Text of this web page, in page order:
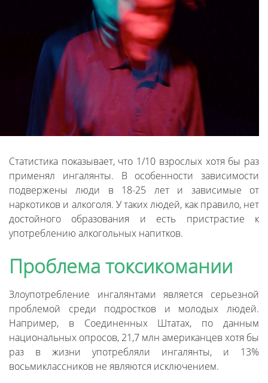
Статистика показывает, что 1/10 взрослых хотя бы раз
применял ингалянты. В особенности зависимости
подвержены люди в 18-25 лет и зависимые от
наркотиков и алкоголя. У таких людей, как правило, нет
достойного образования и есть пристрастие к
употреблению алкогольных напитков.
Проблема токсикомании
Злоупотребление ингалянтами является серьезной
проблемой среди подростков и молодых людей.
Например, в Соединенных Штатах, по данным
национальных опросов, 21,7 млн ​​американцев хотя бы
раз в жизни употребляли ингалянты, и 13%
восьмиклассников не являются исключением.